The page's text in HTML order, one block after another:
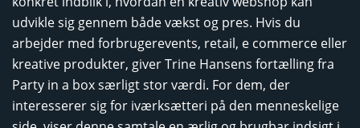
udvikle sig gennem både vækst og pres. Hvis du
arbejder med forbrugerevents, retail, e commerce eller
kreative produkter, giver Trine Hansens fortælling fra
Party in a box særligt stor værdi. For dem, der
interesserer sig for iværksætteri på den menneskelige